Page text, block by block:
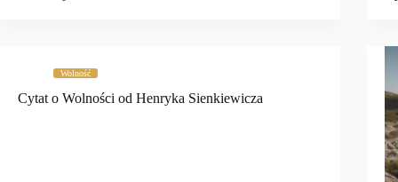
Wolność
Cytat o Wolności od Henryka Sienkiewicza